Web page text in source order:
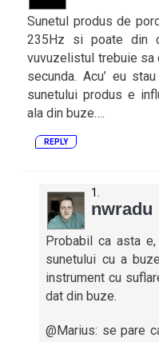
Sunetul produs de
235Hz si poate din
vuvuzelistul trebuie sa
secunda. Acu’ eu
sunetului produs e
ala din buze….
REPLY
nwradu
Probabil ca asta
sunetului cu a
instrument cu
dat din buze.
@Marius: se pare